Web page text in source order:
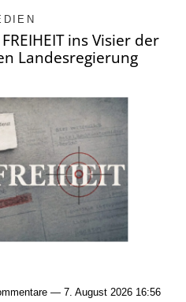
ins Visier der
Landesregierung
— 7. August 2026 16:56